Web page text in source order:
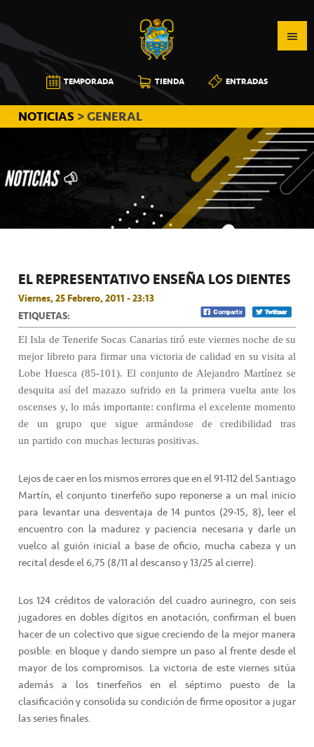
a
la
navegación
principal
al
contenido
principal
a
la
barra
lateral
principal
CB
CANARIAS
TEMPORADA TIENDA ENTRADAS
NOTICIAS > GENERAL
EL REPRESENTATIVO ENSEÑA LOS DIENTES
Viernes, 25 Febrero, 2011 - 23:13
ETIQUETAS:
El Isla de Tenerife Socas Canarias tiró este viernes noche de su
mejor libreto para firmar una victoria de calidad en su visita al
Lobe Huesca (85-101). El conjunto de Alejandro Martínez se
desquita así del mazazo sufrido en la primera vuelta ante los
oscenses y, lo más importante: confirma el excelente momento
de un grupo que sigue armándose de credibilidad tras
un partido con muchas lecturas positivas.
Lejos de caer en los mismos errores que en el 91-112 del Santiago
Martín, el conjunto tinerfeño supo reponerse a un mal inicio
para levantar una desventaja de 14 puntos (29-15, 8), leer el
encuentro con la madurez y paciencia necesaria y darle un
vuelco al guión inicial a base de oficio, mucha cabeza y un
recital desde el 6,75 (8/11 al descanso y 13/25 al cierre).
Los 124 créditos de valoración del cuadro aurinegro, con seis
jugadores en dobles dígitos en anotación, confirman el buen
hacer de un colectivo que sigue creciendo de la mejor manera
posible: en bloque y dando siempre un paso al frente desde el
mayor de los compromisos. La victoria de este viernes sitúa
además a los tinerfeños en el séptimo puesto de la
clasificación y consolida su condición de firme opositor a jugar
las series finales.